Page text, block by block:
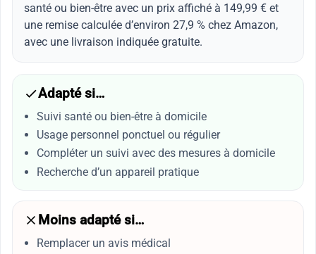
santé ou bien-être avec un prix affiché à 149,99 € et
une remise calculée d’environ 27,9 % chez Amazon,
avec une livraison indiquée gratuite.
Adapté si…
Suivi santé ou bien-être à domicile
Usage personnel ponctuel ou régulier
Compléter un suivi avec des mesures à domicile
Recherche d’un appareil pratique
Moins adapté si…
Remplacer un avis médical